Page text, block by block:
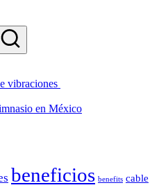
vibraciones
en México
beneficios benefits cable